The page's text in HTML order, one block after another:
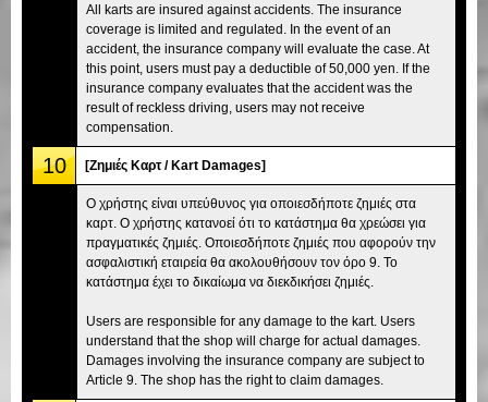
All karts are insured against accidents. The insurance
coverage is limited and regulated. In the event of an
accident, the insurance company will evaluate the case. At
this point, users must pay a deductible of 50,000 yen. If the
insurance company evaluates that the accident was the
result of reckless driving, users may not receive
compensation.
10 [Ζημιές Καρτ / Kart Damages]
Ο χρήστης είναι υπεύθυνος για οποιεσδήποτε ζημιές στα
καρτ. Ο χρήστης κατανοεί ότι το κατάστημα θα χρεώσει για
πραγματικές ζημιές. Οποιεσδήποτε ζημιές που αφορούν την
ασφαλιστική εταιρεία θα ακολουθήσουν τον όρο 9. Το
κατάστημα έχει το δικαίωμα να διεκδικήσει ζημιές.
Users are responsible for any damage to the kart. Users
understand that the shop will charge for actual damages.
Damages involving the insurance company are subject to
Article 9. The shop has the right to claim damages.